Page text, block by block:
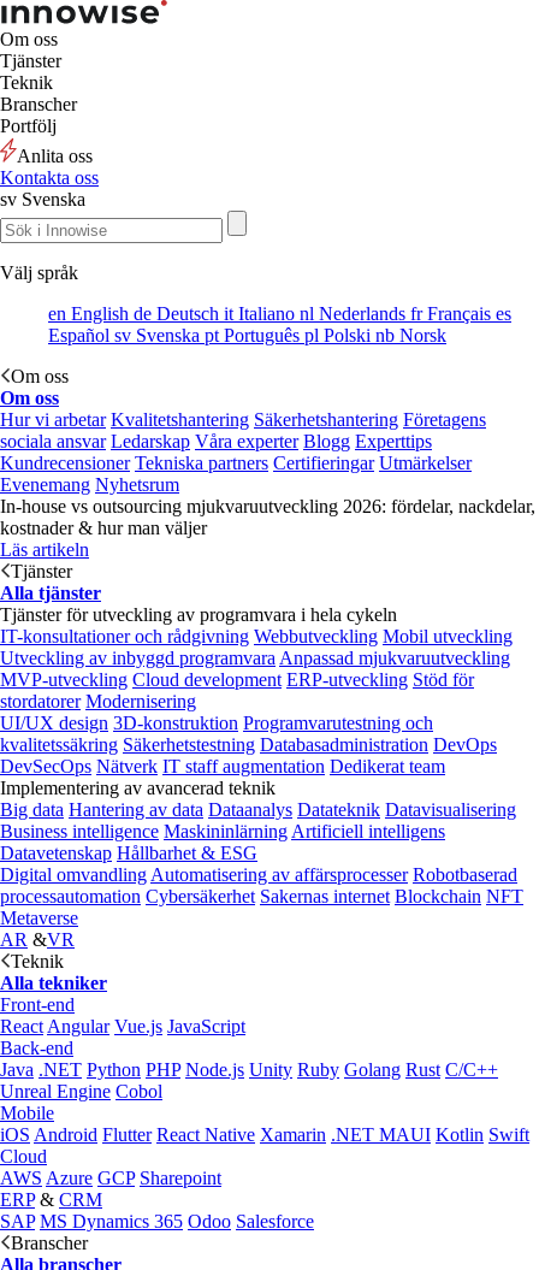
Om oss
Tjänster
Teknik
Branscher
Portfölj
Anlita oss
Kontakta oss
sv Svenska
Välj språk
en English de Deutsch it Italiano nl Nederlands frFrançais es
Español sv Svenska pt Português pl Polski nb Norsk
Om oss
Om oss
Hur vi arbetar Kvalitetshantering Säkerhetshantering Företagens
sociala ansvar Ledarskap Våra experter Blogg Experttips
Kundrecensioner Tekniska partners Certifieringar Utmärkelser
Evenemang Nyhetsrum
In-house vs outsourcing mjukvaruutveckling 2026: fördelar, nackdelar,
kostnader & hur man väljer
Läs artikeln
Tjänster
Alla tjänster
Tjänster för utveckling av programvara i hela cykeln
IT-konsultationer och rådgivning Webbutveckling Mobil utveckling
Utveckling av inbyggd programvara Anpassad mjukvaruutveckling
MVP-utveckling Cloud development ERP-utveckling Stöd för
stordatorer Modernisering
UI/UX design 3D-konstruktion Programvarutestning och
kvalitetssäkring Säkerhetstestning Databasadministration DevOps
DevSecOps Nätverk IT staff augmentation Dedikerat team
Implementering av avancerad teknik
Big data Hantering av data Dataanalys Datateknik Datavisualisering
Business intelligence Maskininlärning Artificiell intelligens
Datavetenskap Hållbarhet & ESG
Digital omvandling Automatisering av affärsprocesser Robotbaserad
processautomation Cybersäkerhet Sakernas internet Blockchain NFT
Metaverse
AR &VR
Teknik
Alla tekniker
Front-end
React Angular Vue.js JavaScript
Back-end
Java .NET Python PHP Node.js Unity Ruby Golang Rust C/C++
Unreal Engine Cobol
Mobile
iOS Android Flutter React Native Xamarin .NET MAUI Kotlin Swift
Cloud
AWS Azure GCP Sharepoint
ERP& CRM
SAP MS Dynamics 365 Odoo Salesforce
Branscher
Alla branscher